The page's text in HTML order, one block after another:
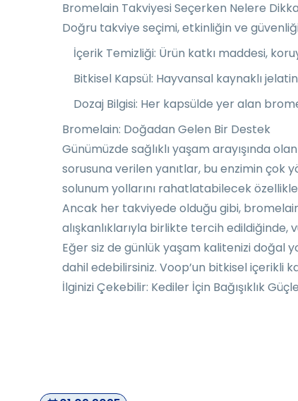
Bromelain Takviyesi Seçerken Nelere
Doğru takviye seçimi, etkinliğin ve
İçerik Temizliği: Ürün katkı maddesi,
Bitkisel Kapsül: Hayvansal kaynaklı
Dozaj Bilgisi: Her kapsülde yer alan
Bromelain: Doğadan Gelen Bir Destek
Günümüzde sağlıklı yaşam arayışında
sorusuna verilen yanıtlar, bu enzimin çok
solunum yollarını rahatlatabilecek
Ancak her takviyede olduğu gibi,
alışkanlıklarıyla birlikte tercih edildiğinde,
Eğer siz de günlük yaşam kalitenizi doğal
dahil edebilirsiniz. Voop’un bitkisel içerikli
İlginizi Çekebilir: Kediler İçin Bağışıklık